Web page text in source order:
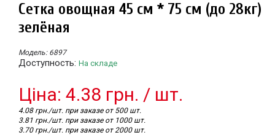
Сетка овощная 45 см * 75 см (до 28кг)
зелёная
Модель: 6897
Доступность: На складе
Цiна: 4.38 грн. / шт.
4.08 грн./шт. при заказе от 500 шт.
3.81 грн./шт. при заказе от 1000 шт.
3.70 грн./шт. при заказе от 2000 шт.